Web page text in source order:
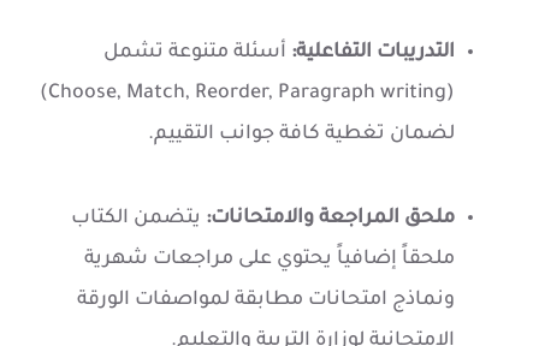
التدريبات التفاعلية: أسئلة متنوعة تشمل
(Choose, Match, Reorder, Paragraph writing)
لضمان تغطية كافة جوانب التقييم.
ملحق المراجعة والامتحانات: يتضمن الكتاب
ملحقاً إضافياً يحتوي على مراجعات شهرية
ونماذج امتحانات مطابقة لمواصفات الورقة
الامتحانية لوزارة التربية والتعليم.